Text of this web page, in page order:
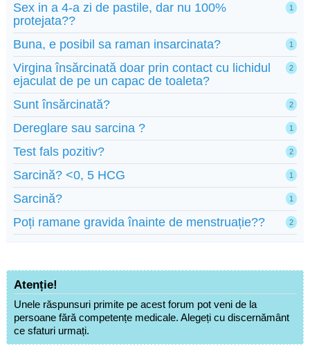
1
Sex in a 4-a zi de pastile, dar nu 100%
protejata??
1
Buna, e posibil sa raman insarcinata?
2
Virgina însărcinată doar prin contact cu lichidul
ejaculat de pe un capac de toaleta?
2
Sunt însărcinată?
1
Dereglare sau sarcina ?
2
Test fals pozitiv?
1
Sarcină? <0, 5 HCG
1
Sarcină?
2
Poți ramane gravida înainte de menstruație??
Atenție!
Unele răspunsuri primite pe acest forum pot veni de la
persoane fără competențe medicale. Alegeți cu discernământ
ce sfaturi urmați.